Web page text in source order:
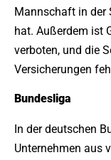
Mannschaft in der
hat. Außerdem ist
verboten, und die
Versicherungen
Bundesliga
In der deutschen
Unternehmen aus